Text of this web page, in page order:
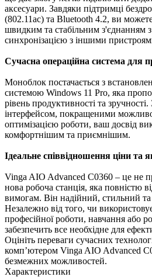
аксесуари. Завдяки підтримці
(802.11ac) та Bluetooth 4.2, ви
швидким та стабільним з'єднанням
синхронізацією з іншими
Сучасна операційна система для
Моноблок постачається з
системою Windows 11 Pro, яка
рівень продуктивності та
інтерфейсом, покращеними
оптимізацією роботи, ваш досвід
комфортнішим та приємнішим.
Ідеальне співвідношення ціни та
Vinga AIO Advanced C0360 – це не
нова робоча станція, яка повністю
вимогам. Він надійний, стильний
Незалежно від того, чи
професійної роботи, навчання або
забезпечить все необхідне для
Оцініть переваги сучасних
комп’ютером Vinga AIO Advanced
безмежних можливостей.
Характеристики